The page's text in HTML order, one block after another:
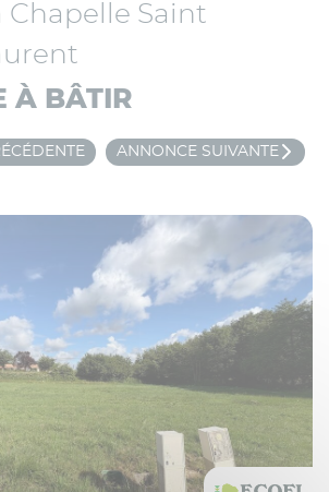
À BÂTIR
Chapelle Saint
ANNONCE SUIVANTE